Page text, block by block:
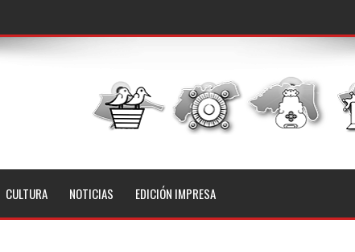
CULTURA NOTICIAS EDICIÓN IMPRESA